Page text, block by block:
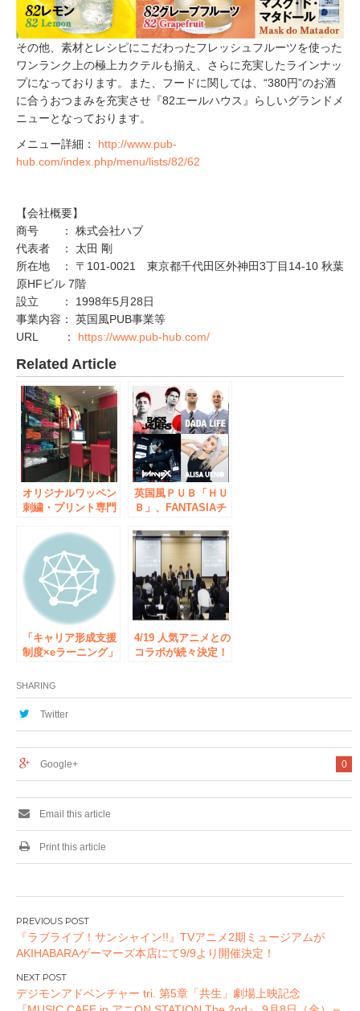
その他、素材とレシピにこだわったフレッシュフルーツを使った
ワンランク上の極上カクテルも揃え、さらに充実したラインナッ
プになっております。また、フードに関しては、“380円”のお酒
に合うおつまみを充実させ『82エールハウス』らしいグランドメ
ニューとなっております。
メニュー詳細： http://www.pub-
hub.com/index.php/menu/lists/82/62
【会社概要】
商号 ： 株式会社ハブ
代表者 ： 太田 剛
所在地 ： 〒101-0021 東京都千代田区外神田3丁目14-10 秋葉
原HFビル 7階
設立 ： 1998年5月28日
事業内容： 英国風PUB事業等
URL ： https://www.pub-hub.com/
Related Article
オリジナルワッペン
刺繍・プリント専門
トコム」東京秋葉原
にショールームをオ
ープン！
英国風ＰＵＢ「ＨＵ
Ｂ」、FANTASIAチ
ゴを実施！
「キャリア形成支援
制度×eラーニング」
ナー【東京＆大阪無
料開催】
4/19 人気アニメとの
コラボが続々決定！
ラム」シンポジウム
SHARING
Twitter
0
Google+
Email this article
Print this article
投
稿
ナ
ビ
ゲ
『ラブライブ！サンシャイン!!』TVアニメ2期ミュージアムが
AKIHABARAゲーマーズ本店にて9/9より開催決定！
デジモンアドベンチャー tri. 第5章「共生」劇場上映記念